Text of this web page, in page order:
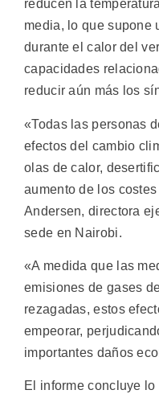
reducen la
media, lo que supone
durante el calor del
capacidades
reducir aún más los
«Todas las personas
efectos del cambio
olas de calor,
aumento de los
Andersen, directora
sede en Nairobi.
«A medida que las
emisiones de gases
rezagadas, estos
empeorar,
importantes daños
El informe concluye lo